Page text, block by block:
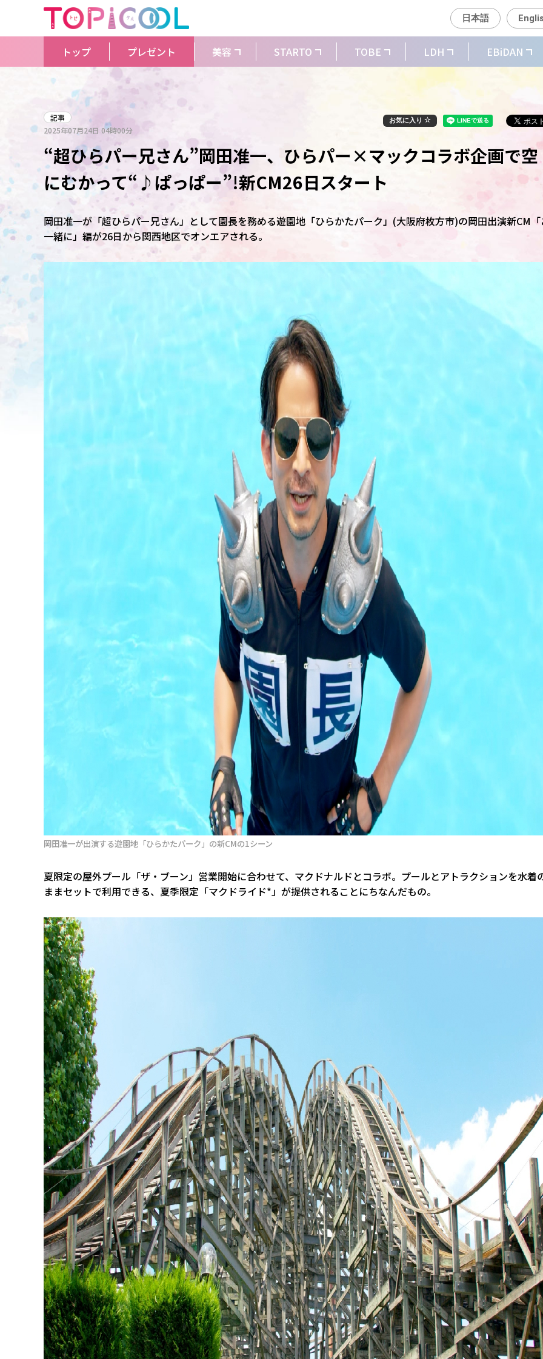
日本語
トップ プレゼント 美容 STARTO TOBE LDH EBiDAN
記事
2025年07月24日 04時00分
お気に入り
“超ひらパー兄さん”岡田准一、ひらパー×マックコラボ企画で空
にむかって“♪ぱっぱー”!新CM26日スタート
岡田准一が「超ひらパー兄さん」として園長を務める遊園地「ひらかたパーク」(大阪府枚方市)の岡田出演新CM
一緒に」編が26日から関西地区でオンエアされる。
岡田准一が出演する遊園地「ひらかたパーク」の新CMの1シーン
夏限定の屋外プール「ザ・ブーン」営業開始に合わせて、マクドナルドとコラボ。プールとアトラクションを水着
ままセットで利用できる、夏季限定「マクドライド*」が提供されることにちなんだもの。